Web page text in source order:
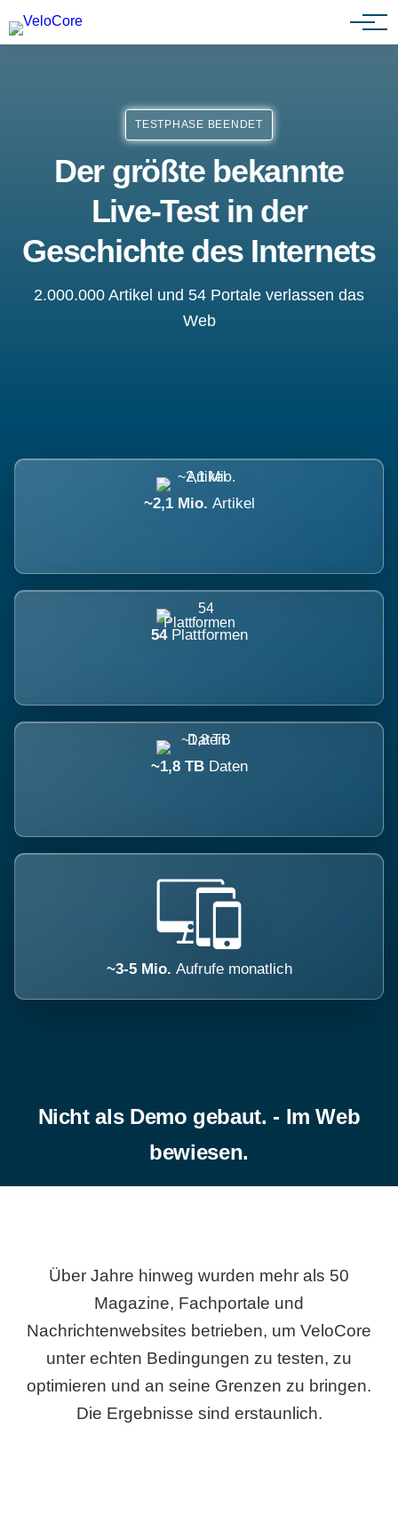
Partnerprogramm
TESTPHASE BEENDET
Der größte bekannte
Live-Test in der
Geschichte des Internets
2.000.000 Artikel und 54 Portale verlassen das
Web
~2,1 Mio. Artikel
54 Plattformen
~1,8 TB Daten
~3-5 Mio. Aufrufe monatlich
Nicht als Demo gebaut. - Im Web
bewiesen.
Über Jahre hinweg wurden mehr als 50
Magazine, Fachportale und
Nachrichtenwebsites betrieben, um VeloCore
unter echten Bedingungen zu testen, zu
optimieren und an seine Grenzen zu bringen.
Die Ergebnisse sind erstaunlich.